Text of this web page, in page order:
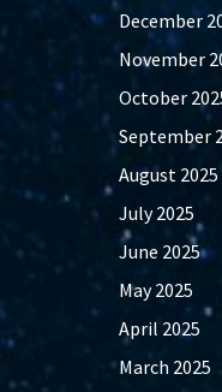
December
November
October
September
August 2025
July 2025
June 2025
May 2025
April 2025
March 2025